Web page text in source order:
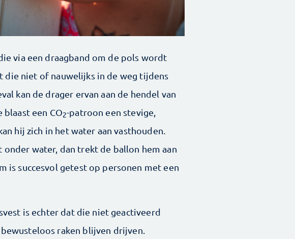
via een draagband om de pols wordt
die niet of nauwelijks in de weg tijdens
kan de drager ervan aan de hendel van
een CO2-patroon een stevige,
hij zich in het water aan vasthouden.
water, dan trekt de ballon hem aan
is succesvol getest op personen met een
is echter dat die niet geactiveerd
raken blijven drijven.